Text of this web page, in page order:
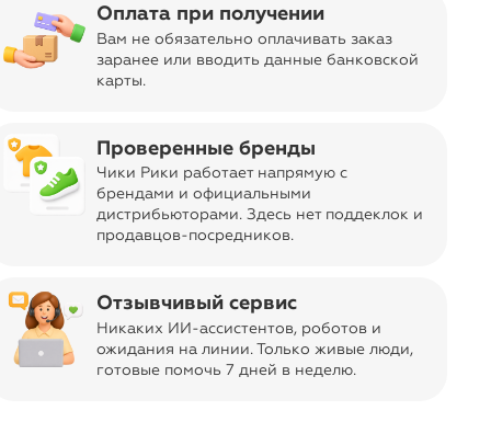
Оплата при получении
Вам не обязательно оплачивать заказ
заранее или вводить данные банковской
карты.
Проверенные бренды
Чики Рики работает напрямую с
брендами и официальными
дистрибьюторами. Здесь нет поддеклок и
продавцов-посредников.
Отзывчивый сервис
Никаких ИИ-ассистентов, роботов и
ожидания на линии. Только живые люди,
готовые помочь 7 дней в неделю.
format_quote
и сколом. С возвратом
разделочная доска.
пищевым маслом, пользуюсь. Но в
покупать там, где предмет можно
отказ, без возни с заявлениями и
поэтому все-таки